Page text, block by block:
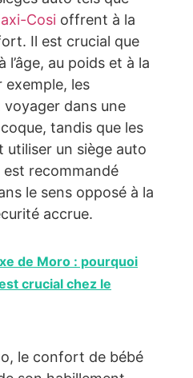
Cosi offrent à la
Il est crucial que
au poids et à la
exemple, les
dans une
tandis que les
utiliser un siège auto
est recommandé
le sens opposé à la
accrue.
de Moro : pourquoi
crucial chez le
le confort de bébé